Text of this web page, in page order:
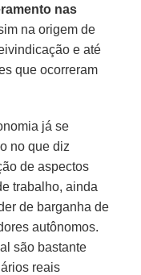
nas
na origem de
e até
que ocorreram
já se
no que diz
de aspectos
trabalho, ainda
de barganha de
autônomos.
são bastante
reais